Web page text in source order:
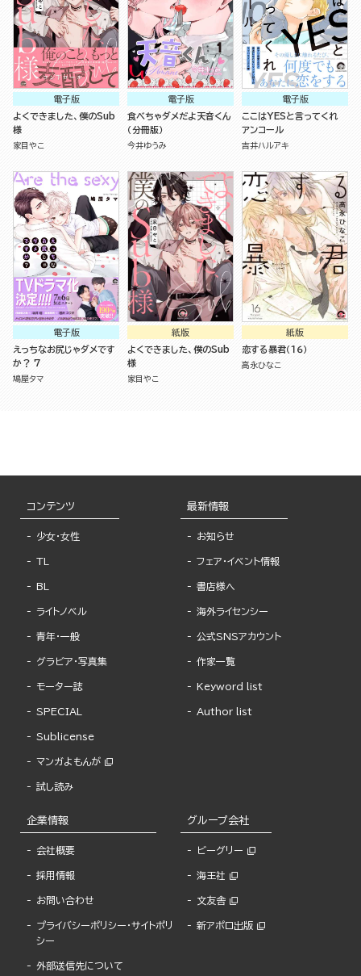
電子版
よくできました、僕のSub
様
家目やこ
電子版
食べちゃダメだよ天音くん
（分冊版）
今井ゆうみ
電子版
ここはYESと言ってくれ
アンコール
吉井ハルアキ
電子版
えっちなお尻じゃダメです
か？ 7
鳩屋タマ
紙版
よくできました、僕のSub
様
家目やこ
紙版
恋する暴君（１６）
高永ひなこ
コンテンツ
少女・女性
TL
BL
ライトノベル
青年・一般
グラビア・写真集
モーター誌
SPECIAL
Sublicense
マンガよもんが
試し読み
最新情報
お知らせ
フェア・イベント情報
書店様へ
海外ライセンシー
公式SNSアカウント
作家一覧
Keyword list
Author list
企業情報
会社概要
採用情報
お問い合わせ
プライバシーポリシー・サイトポリ
シー
外部送信先について
グループ会社
ビーグリー
海王社
文友舎
新アポロ出版